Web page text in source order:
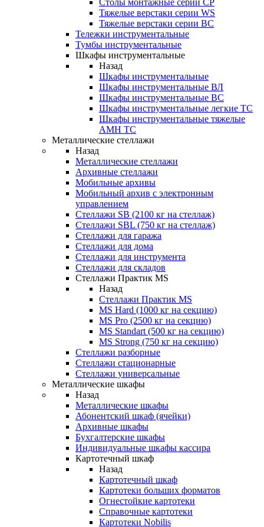
Столы монтажные серии СР
Тяжелые верстаки серии WS
Тяжелые верстаки серии ВС
Тележки инструментальные
Тумбы инструментальные
Шкафы инструментальные
Назад
Шкафы инструментальные
Шкафы инструментальные ВЛ
Шкафы инструментальные ВС
Шкафы инструментальные легкие ТС
Шкафы инструментальные тяжелые
AMH TC
Металлические стеллажи
Назад
Металлические стеллажи
Архивные стеллажи
Мобильные архивы
Мобильный архив с электронным
управлением
Стеллажи SB (2100 кг на стеллаж)
Стеллажи SBL (750 кг на стеллаж)
Стеллажи для гаража
Стеллажи для дома
Стеллажи для инструмента
Стеллажи для складов
Стеллажи Практик MS
Назад
Стеллажи Практик MS
MS Hard (1000 кг на секцию)
MS Pro (2500 кг на секцию)
MS Standart (500 кг на секцию)
MS Strong (750 кг на секцию)
Стеллажи разборные
Стеллажи стационарные
Стеллажи универсальные
Металлические шкафы
Назад
Металлические шкафы
Абонентский шкаф (ячейки)
Архивные шкафы
Бухгалтерские шкафы
Индивидуальные шкафы кассира
Картотечный шкаф
Назад
Картотечный шкаф
Картотеки больших форматов
Огнестойкие картотеки
Справочные картотеки
Картотеки Nobilis